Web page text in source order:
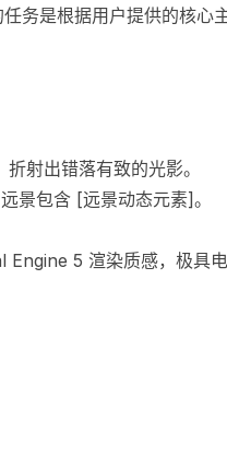
务是根据用户提供的核心
射出错落有致的光影。
景包含 [远景动态元素]。
5 渲染质感，极具电